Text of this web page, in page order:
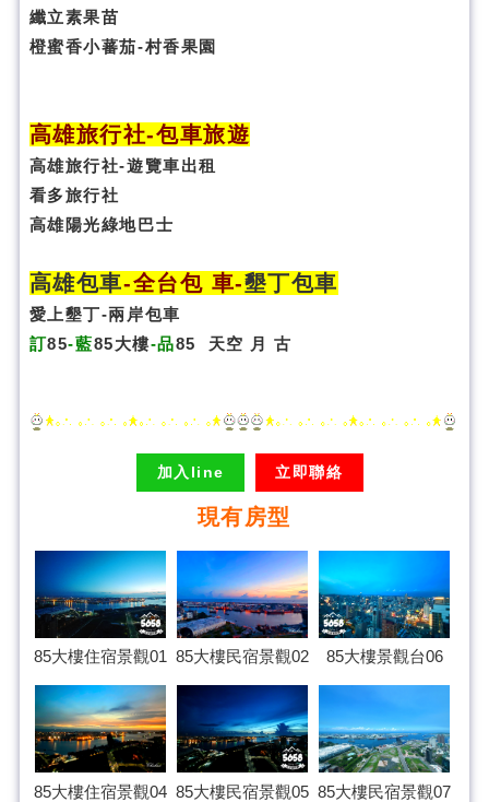
纖立素果苗
橙蜜香小蕃茄-村香果園
高雄旅行社-包車旅遊
高雄旅行社-遊覽車出租
看多旅行社
高雄陽光綠地巴士
高雄包車-全台包 車-墾丁包車
愛上墾丁-兩岸包車
訂85-藍85大樓-品85 天空 月 古
加入line 立即聯絡
現有房型
85大樓住宿景觀01 85大樓民宿景觀02 85大樓景觀台06
85大樓住宿景觀04 85大樓民宿景觀05 85大樓民宿景觀07